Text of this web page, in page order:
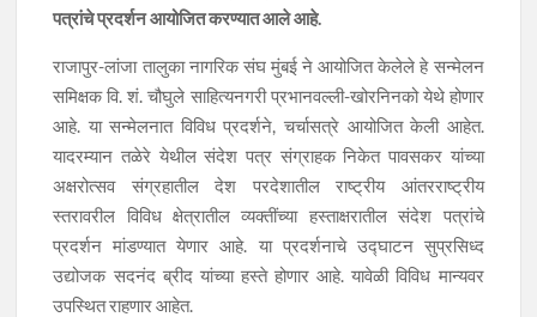
पत्रांचे प्रदर्शन आयोजित करण्यात आले आहे.
राजापुर-लांजा तालुका नागरिक संघ मुंबई ने आयोजित केलेले हे सन्मेलन
समिक्षक वि. शं. चौघुले साहित्यनगरी प्रभानवल्ली-खोरनिनको येथे होणार
आहे. या सन्मेलनात विविध प्रदर्शने, चर्चासत्रे आयोजित केली आहेत.
यादरम्यान तळेरे येथील संदेश पत्र संग्राहक निकेत पावसकर यांच्या
अक्षरोत्सव संग्रहातील देश परदेशातील राष्ट्रीय आंतरराष्ट्रीय
स्तरावरील विविध क्षेत्रातील व्यक्तींच्या हस्ताक्षरातील संदेश पत्रांचे
प्रदर्शन मांडण्यात येणार आहे. या प्रदर्शनाचे उद्घाटन सुप्रसिध्द
उद्योजक सदनंद ब्रीद यांच्या हस्ते होणार आहे. यावेळी विविध मान्यवर
उपस्थित राहणार आहेत.